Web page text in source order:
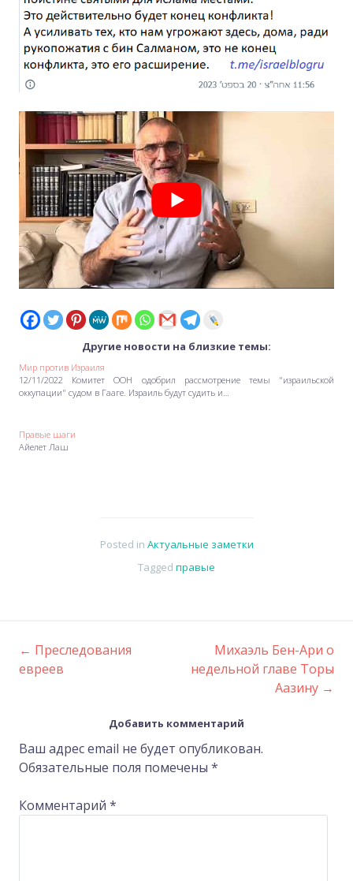
Другие новости на близкие темы:
Мир против Израиля
12/11/2022 Комитет ООН одобрил рассмотрение темы "израильской
оккупации" судом в Гааге. Израиль будут судить и…
Правые шаги
Айелет Лаш
Posted in Актуальные заметки
Tagged правые
Post
navigation
← Преследования
евреев
Михаэль Бен-Ари о
недельной главе Торы
Аазину →
Добавить комментарий
Ваш адрес email не будет опубликован.
Обязательные поля помечены *
Комментарий *